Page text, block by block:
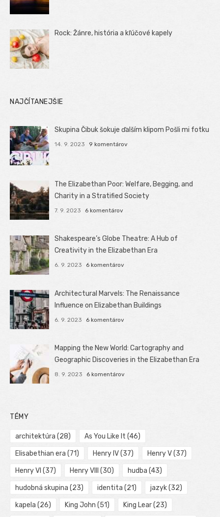
Rock: Žánre, história a kľúčové kapely
NAJČÍTANEJŠIE
Skupina Čibuk šokuje ďalším klipom Pošli mi fotku
14. 9. 2023 9 komentárov
The Elizabethan Poor: Welfare, Begging, and
Charity in a Stratified Society
7. 9. 2023 6 komentárov
Shakespeare’s Globe Theatre: A Hub of
Creativity in the Elizabethan Era
6. 9. 2023 6 komentárov
Architectural Marvels: The Renaissance
Influence on Elizabethan Buildings
6. 9. 2023 6 komentárov
Mapping the New World: Cartography and
Geographic Discoveries in the Elizabethan Era
8. 9. 2023 6 komentárov
TÉMY
architektúra (28) As You Like It (46)
Elisabethian era (71) Henry IV(37) Henry V(37)
Henry VI (37) Henry VIII (30) hudba (43)
hudobná skupina (23) identita (21) jazyk(32)
kapela (26) King John (51) King Lear(23)